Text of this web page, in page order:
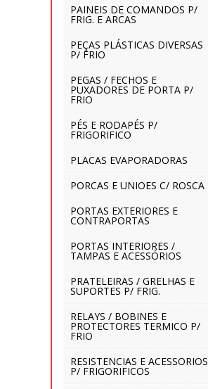
PAINEIS DE COMANDOS P/
FRIG. E ARCAS
PEÇAS PLÁSTICAS DIVERSAS
P/ FRIO
PEGAS / FECHOS E
PUXADORES DE PORTA P/
FRIO
PÉS E RODAPÉS P/
FRIGORIFICO
PLACAS EVAPORADORAS
PORCAS E UNIOES C/ ROSCA
PORTAS EXTERIORES E
CONTRAPORTAS
PORTAS INTERIORES /
TAMPAS E ACESSÓRIOS
PRATELEIRAS / GRELHAS E
SUPORTES P/ FRIG.
RELAYS / BOBINES E
PROTECTORES TERMICO P/
FRIO
RESISTENCIAS E ACESSORIOS
P/ FRIGORIFICOS